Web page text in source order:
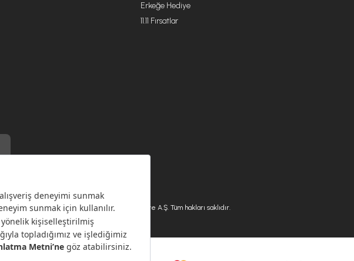
Erkeğe Hediye
11.11 Fırsatlar
Karaca.com © 2026 - Karaca Züccaciye A.Ş. Tüm hakları saklıdır.